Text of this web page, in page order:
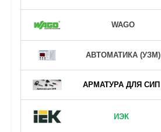
WAGO
АВТОМАТИКА (УЗМ)
АРМАТУРА ДЛЯ СИП
ИЭК